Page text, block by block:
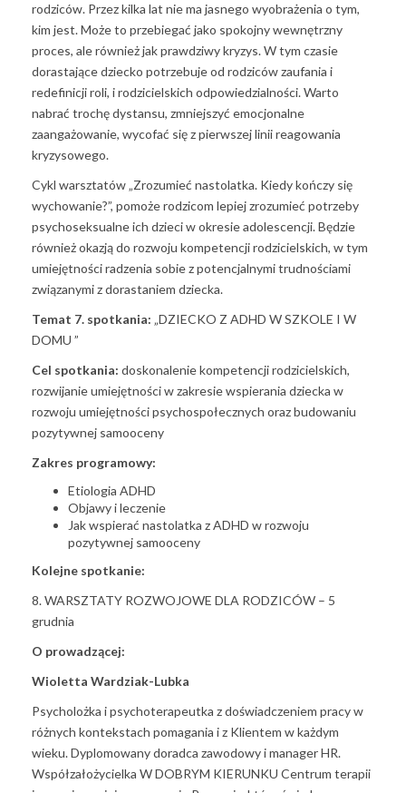
rodziców. Przez kilka lat nie ma jasnego wyobrażenia o tym,
kim jest. Może to przebiegać jako spokojny wewnętrzny
proces, ale również jak prawdziwy kryzys. W tym czasie
dorastające dziecko potrzebuje od rodziców zaufania i
redefinicji roli, i rodzicielskich odpowiedzialności. Warto
nabrać trochę dystansu, zmniejszyć emocjonalne
zaangażowanie, wycofać się z pierwszej linii reagowania
kryzysowego.
Cykl warsztatów „Zrozumieć nastolatka. Kiedy kończy się
wychowanie?”, pomoże rodzicom lepiej zrozumieć potrzeby
psychoseksualne ich dzieci w okresie adolescencji. Będzie
również okazją do rozwoju kompetencji rodzicielskich, w tym
umiejętności radzenia sobie z potencjalnymi trudnościami
związanymi z dorastaniem dziecka.
Temat 7. spotkania: „DZIECKO Z ADHD W SZKOLE I W
DOMU ”
Cel spotkania: doskonalenie kompetencji rodzicielskich,
rozwijanie umiejętności w zakresie wspierania dziecka w
rozwoju umiejętności psychospołecznych oraz budowaniu
pozytywnej samooceny
Zakres programowy:
Etiologia ADHD
Objawy i leczenie
Jak wspierać nastolatka z ADHD w rozwoju
pozytywnej samooceny
Kolejne spotkanie:
8. WARSZTATY ROZWOJOWE DLA RODZICÓW – 5
grudnia
O prowadzącej:
Wioletta Wardziak-Lubka
Psycholożka i psychoterapeutka z doświadczeniem pracy w
różnych kontekstach pomagania i z Klientem w każdym
wieku. Dyplomowany doradca zawodowy i manager HR.
Współzałożycielka W DOBRYM KIERUNKU Centrum terapii